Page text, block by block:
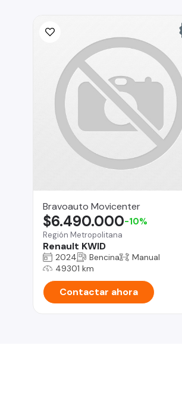
Bravoauto Movicenter
Región Metropolitana
Renault KWID
$6.490.000-10%
2024 Bencina
Manual
49301 km
Contactar ahora